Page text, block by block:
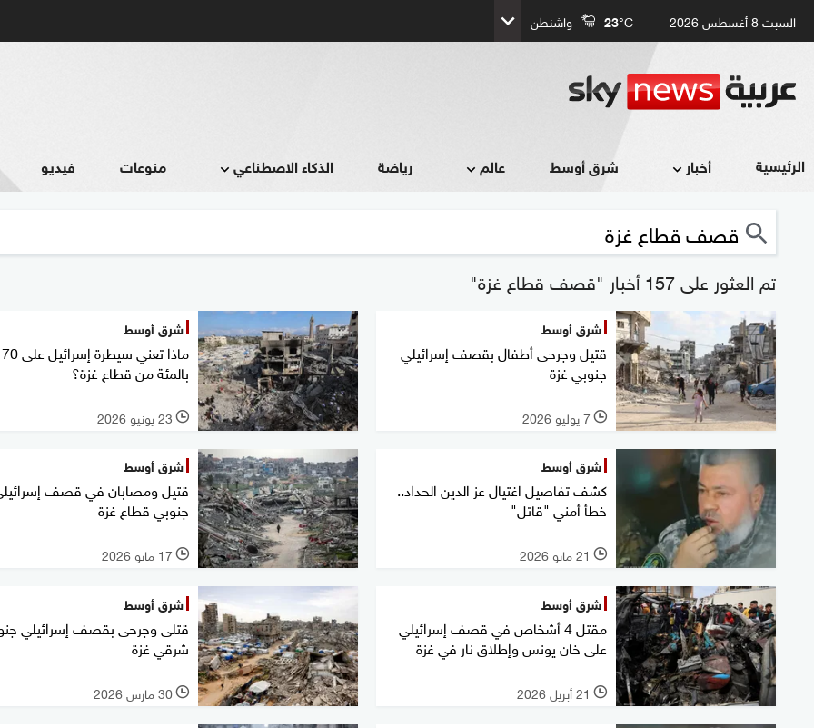
السبت 8 أغسطس 2026 23°C واشنطن
الرئيسية أخبار شرق أوسط عالم رياضة الذكاء الاصطناعي منوعات فيديو
تم العثور على 157 أخبار "قصف قطاع غزة"
شرق أوسط
قتيل وجرحى أطفال بقصف إسرائيلي
جنوبي غزة
l 7 يوليو 2026
شرق أوسط
ماذا تعني سيطرة إسرائيل على 70
بالمئة من قطاع غزة؟
l 23 يونيو 2026
شرق أوسط
كشف تفاصيل اغتيال عز الدين الحداد..
خطأ أمني "قاتل"
l 21 مايو 2026
شرق أوسط
قتيل ومصابان في قصف
جنوبي قطاع غزة
l 17 مايو 2026
شرق أوسط
مقتل 4 أشخاص في قصف إسرائيلي
على خان يونس وإطلاق نار في غزة
l 21 أبريل 2026
شرق أوسط
قتلى وجرحى بقصف إسرائيلي
شرقي غزة
l 30 مارس 2026